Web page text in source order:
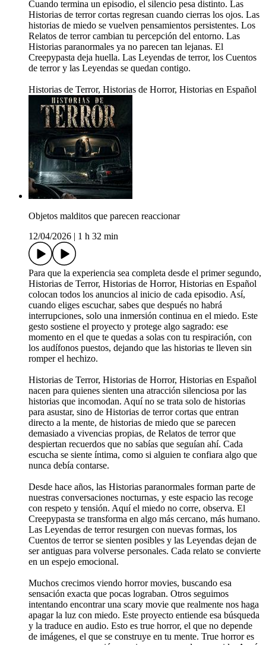
Cuando termina un episodio, el silencio pesa distinto. Las
Historias de terror cortas regresan cuando cierras los ojos. Las
historias de miedo se vuelven pensamientos persistentes. Los
Relatos de terror cambian tu percepción del entorno. Las
Historias paranormales ya no parecen tan lejanas. El
Creepypasta deja huella. Las Leyendas de terror, los Cuentos
de terror y las Leyendas se quedan contigo.
Historias de Terror, Historias de Horror, Historias en Español
Objetos malditos que parecen reaccionar
12/04/2026
1 h 32 min
Para que la experiencia sea completa desde el primer segundo,
Historias de Terror, Historias de Horror, Historias en Español
colocan todos los anuncios al inicio de cada episodio. Así,
cuando eliges escuchar, sabes que después no habrá
interrupciones, solo una inmersión continua en el miedo. Este
gesto sostiene el proyecto y protege algo sagrado: ese
momento en el que te quedas a solas con tu respiración, con
los audífonos puestos, dejando que las historias te lleven sin
romper el hechizo.
Historias de Terror, Historias de Horror, Historias en Español
nacen para quienes sienten una atracción silenciosa por las
historias que incomodan. Aquí no se trata solo de historias
para asustar, sino de Historias de terror cortas que entran
directo a la mente, de historias de miedo que se parecen
demasiado a vivencias propias, de Relatos de terror que
despiertan recuerdos que no sabías que seguían ahí. Cada
escucha se siente íntima, como si alguien te confiara algo que
nunca debía contarse.
Desde hace años, las Historias paranormales forman parte de
nuestras conversaciones nocturnas, y este espacio las recoge
con respeto y tensión. Aquí el miedo no corre, observa. El
Creepypasta se transforma en algo más cercano, más humano.
Las Leyendas de terror resurgen con nuevas formas, los
Cuentos de terror se sienten posibles y las Leyendas dejan de
ser antiguas para volverse personales. Cada relato se convierte
en un espejo emocional.
Muchos crecimos viendo horror movies, buscando esa
sensación exacta que pocas lograban. Otros seguimos
intentando encontrar una scary movie que realmente nos haga
apagar la luz con miedo. Este proyecto entiende esa búsqueda
y la traduce en audio. Esto es true horror, el que no depende
de imágenes, el que se construye en tu mente. True horror es